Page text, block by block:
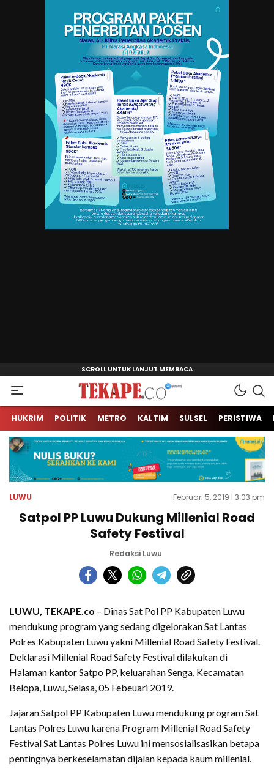
Tekape.co
Jendela Informasi Kita
HUKRIM POLITIK METRO KALTIM SULSEL PERISTIWA
LUWU Februari 5, 2019 | 3:03 pm
Satpol PP Luwu Dukung Millenial Road
Safety Festival
Redaksi Luwu
LUWU, TEKAPE.co – Dinas Sat Pol PP Kabupaten Luwu
mendukung program yang sedang digelorakan Sat Lantas
Polres Kabupaten Luwu yakni Millenial Road Safety Festival.
Deklarasi Millenial Road Safety Festival dilakukan di
Halaman kantor Satpo PP, keluarahan Senga, Kecamatan
Belopa, Luwu, Selasa, 05 Febeuari 2019.
Jajaran Satpol PP Kabupaten Luwu mendukung program Sat
Lantas Polres Luwu karena Program Millenial Road Safety
Festival Sat Lantas Polres Luwu ini mensosialisasikan betapa
pentingnya berkeselamatan dijalan kepada kaum millenial.